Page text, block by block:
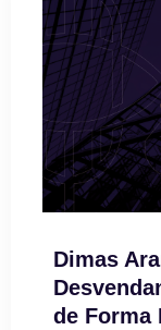
Dimas
de Forma